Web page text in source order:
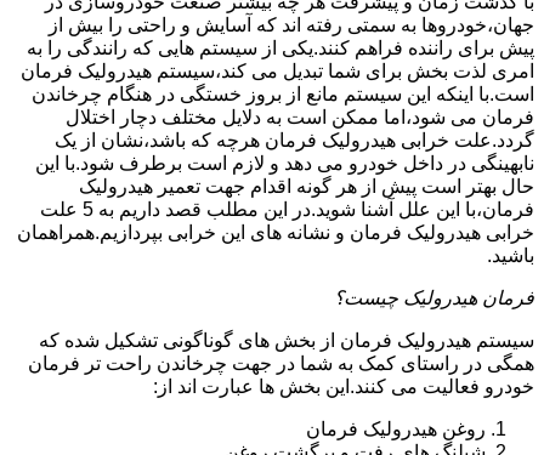
جهان،خودروها به سمتی رفته اند که آسایش و راحتی را بیش از
پیش برای راننده فراهم کنند.یکی از سیستم هایی که رانندگی را به
امری لذت بخش برای شما تبدیل می کند،سیستم هیدرولیک فرمان
است.با اینکه این سیستم مانع از بروز خستگی در هنگام چرخاندن
فرمان می شود،اما ممکن است به دلایل مختلف دچار اختلال
گردد.علت خرابی هیدرولیک فرمان هرچه که باشد،نشان از یک
نابهینگی در داخل خودرو می دهد و لازم است برطرف شود.با این
حال بهتر است پیش از هر گونه اقدام جهت تعمیر هیدرولیک
فرمان،با این علل آشنا شوید.در این مطلب قصد داریم به 5 علت
خرابی هیدرولیک فرمان و نشانه های این خرابی بپردازیم.همراهمان
باشید.
فرمان هیدرولیک چیست؟
سیستم هیدرولیک فرمان از بخش های گوناگونی تشکیل شده که
همگی در راستای کمک به شما در جهت چرخاندن راحت تر فرمان
خودرو فعالیت می کنند.این بخش ها عبارت اند از:
روغن هیدرولیک فرمان